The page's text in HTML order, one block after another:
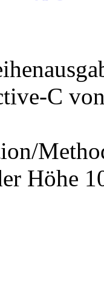
C
Höhe